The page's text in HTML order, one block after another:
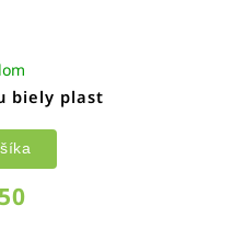
biely plast